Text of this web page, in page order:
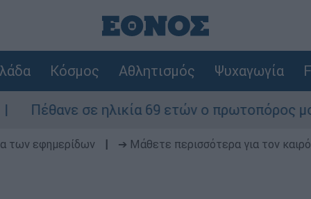
Κόσμος Αθλητισμός Ψυχαγωγία
Πέθανε σε ηλικία 69 ετών ο πρωτοπόρος
των εφημερίδων ➔ Μάθετε περισσότερα για τον